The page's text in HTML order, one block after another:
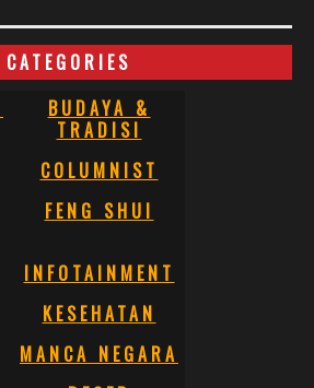
CATEGORIES
BUDAYA &
TRADISI
COLUMNIST
FENG SHUI
INFOTAINMENT
KESEHATAN
MANCA NEGARA